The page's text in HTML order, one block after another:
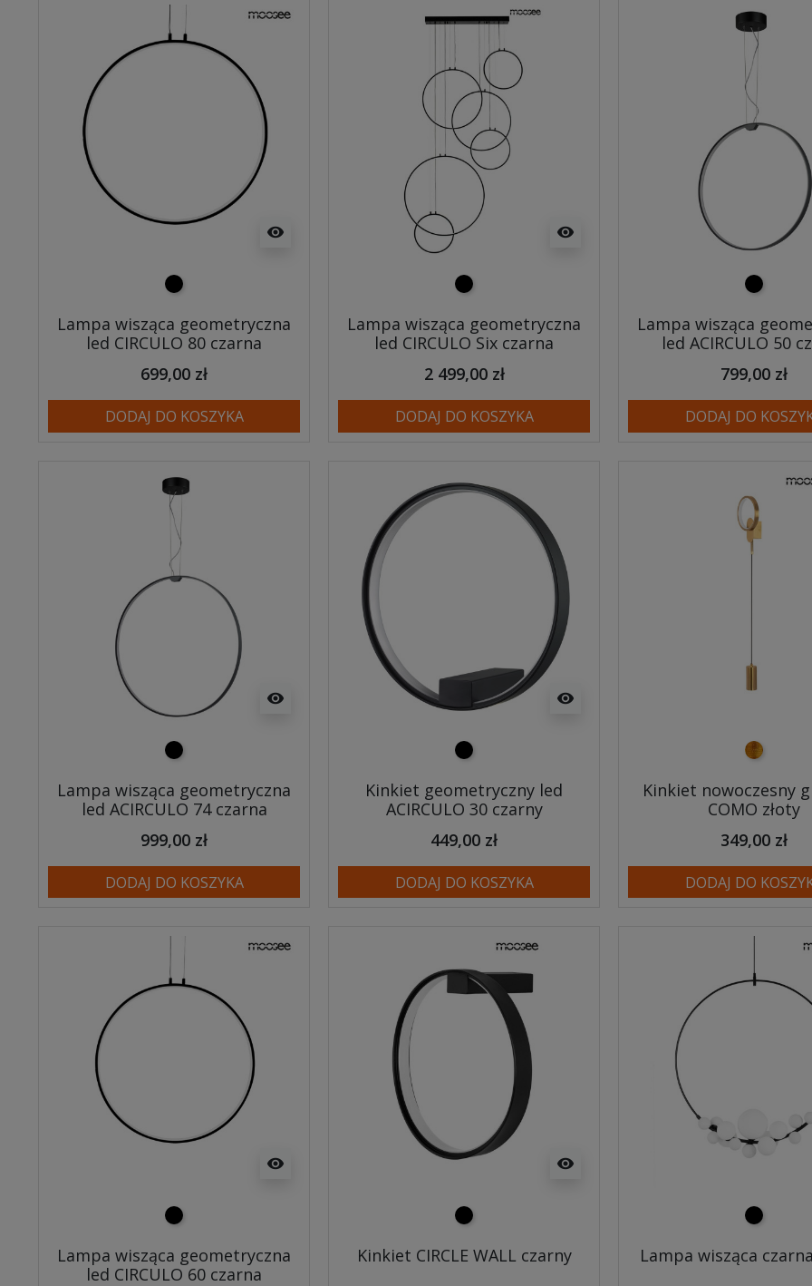
visibility
czarny
Lampa wisząca geometryczna
led CIRCULO 80 czarna
699,00 zł
DODAJ DO KOSZYKA
visibility
czarny
Lampa wisząca geometryczna
led CIRCULO Six czarna
2 499,00 zł
DODAJ DO KOSZYKA
czarny
Lampa wisząca
led ACIRCULO 50
799,00 zł
DODAJ DO
visibility
czarny
Lampa wisząca geometryczna
led ACIRCULO 74 czarna
999,00 zł
DODAJ DO KOSZYKA
visibility
czarny
Kinkiet geometryczny led
ACIRCULO 30 czarny
449,00 zł
DODAJ DO KOSZYKA
złoty
Kinkiet nowoczesny
COMO złoty
349,00 zł
DODAJ DO
visibility
czarny
Lampa wisząca geometryczna
led CIRCULO 60 czarna
visibility
czarny
Kinkiet CIRCLE WALL czarny
czarny
Lampa wisząca